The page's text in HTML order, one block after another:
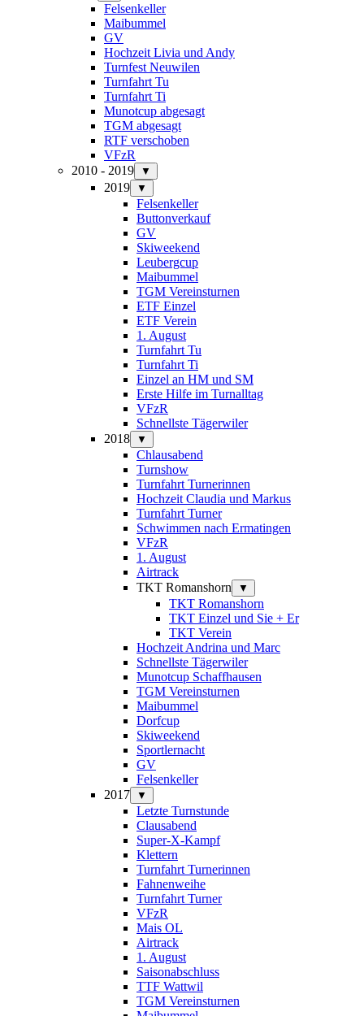
Felsenkeller
Maibummel
GV
Hochzeit Livia und Andy
Turnfest Neuwilen
Turnfahrt Tu
Turnfahrt Ti
Munotcup abgesagt
TGM abgesagt
RTF verschoben
VFzR
2010 - 2019
▼
2019 ▼
Felsenkeller
Buttonverkauf
GV
Skiweekend
Leubergcup
Maibummel
TGM Vereinsturnen
ETF Einzel
ETF Verein
1. August
Turnfahrt Tu
Turnfahrt Ti
Einzel an HM und SM
Erste Hilfe im Turnalltag
VFzR
Schnellste Tägerwiler
2018
▼
Chlausabend
Turnshow
Turnfahrt Turnerinnen
Hochzeit Claudia und Markus
Turnfahrt Turner
Schwimmen nach Ermatingen
VFzR
1. August
Airtrack
TKT Romanshorn
▼
TKT Romanshorn
TKT Einzel und Sie + Er
TKT Verein
Hochzeit Andrina und Marc
Schnellste Tägerwiler
Munotcup Schaffhausen
TGM Vereinsturnen
Maibummel
Dorfcup
Skiweekend
Sportlernacht
GV
Felsenkeller
2017
▼
Letzte Turnstunde
Clausabend
Super-X-Kampf
Klettern
Turnfahrt Turnerinnen
Fahnenweihe
Turnfahrt Turner
VFzR
Mais OL
Airtrack
1. August
Saisonabschluss
TTF Wattwil
TGM Vereinsturnen